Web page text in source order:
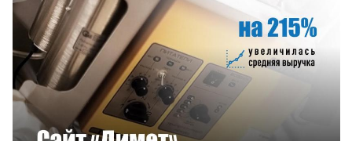
Смотреть проект